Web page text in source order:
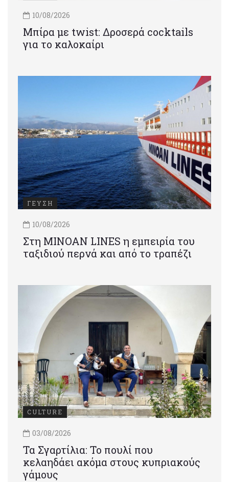
10/08/2026
Μπίρα με twist: Δροσερά cocktails
για το καλοκαίρι
ΓΕΥΣΗ
10/08/2026
Στη MINOAN LINES η εμπειρία του
ταξιδιού περνά και από το τραπέζι
CULTURE
03/08/2026
Τα Σγαρτίλια: Το πουλί που
κελαηδάει ακόμα στους κυπριακούς
γάμους